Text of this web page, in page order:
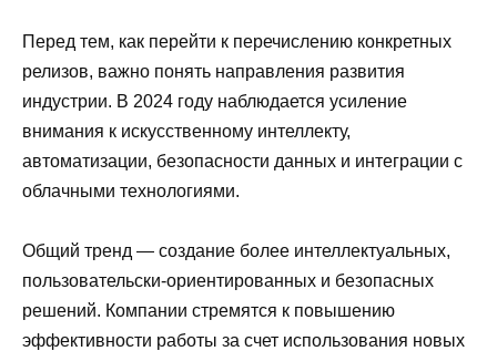
Перед тем, как перейти к перечислению конкретных
релизов, важно понять направления развития
индустрии. В 2024 году наблюдается усиление
внимания к искусственному интеллекту,
автоматизации, безопасности данных и интеграции с
облачными технологиями.
Общий тренд — создание более интеллектуальных,
пользовательски-ориентированных и безопасных
решений. Компании стремятся к повышению
эффективности работы за счет использования новых